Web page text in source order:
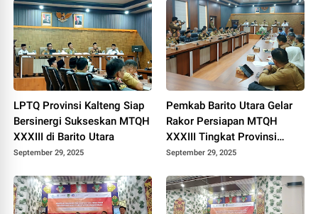
LPTQ Provinsi Kalteng Siap
Bersinergi Sukseskan MTQH
XXXIII di Barito Utara
September 29, 2025
Pemkab Barito Utara Gelar
Rakor Persiapan MTQH
XXXIII Tingkat Provinsi
Kalteng 2025
September 29, 2025